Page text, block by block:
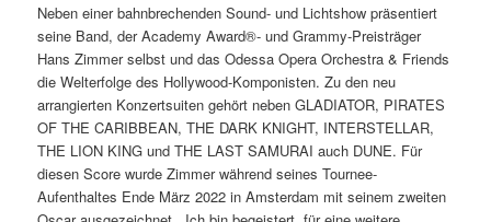
Neben einer bahnbrechenden Sound- und Lichtshow präsentiert
seine Band, der Academy Award®- und Grammy-Preisträger
Hans Zimmer selbst und das Odessa Opera Orchestra & Friends
die Welterfolge des Hollywood-Komponisten. Zu den neu
arrangierten Konzertsuiten gehört neben GLADIATOR, PIRATES
OF THE CARIBBEAN, THE DARK KNIGHT, INTERSTELLAR,
THE LION KING und THE LAST SAMURAI auch DUNE. Für
diesen Score wurde Zimmer während seines Tournee-
Aufenthaltes Ende März 2022 in Amsterdam mit seinem zweiten